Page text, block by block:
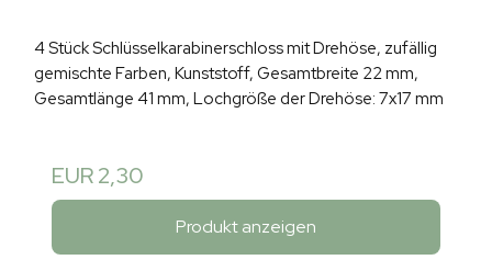
4 Stück Schlüsselkarabinerschloss mit Drehöse, zufällig
gemischte Farben, Kunststoff, Gesamtbreite 22 mm,
Gesamtlänge 41 mm, Lochgröße der Drehöse: 7x17 mm
EUR 2,30
Produkt anzeigen